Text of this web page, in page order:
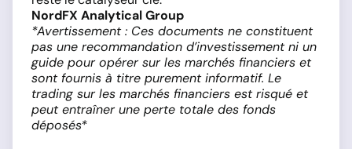
NordFX Analytical Group
*Avertissement : Ces documents ne constituent
pas une recommandation d’investissement ni un
guide pour opérer sur les marchés financiers et
sont fournis à titre purement informatif. Le
trading sur les marchés financiers est risqué et
peut entraîner une perte totale des fonds
déposés*